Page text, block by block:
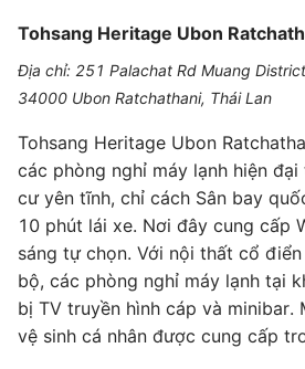
Tohsang Heritage Ubon
Địa chỉ: 251 Palachat Rd Muang
34000 Ubon Ratchathani, Thái Lan
Tohsang Heritage Ubon
các phòng nghỉ máy lạnh hiện
cư yên tĩnh, chỉ cách Sân bay
10 phút lái xe. Nơi đây cung cấp
sáng tự chọn. Với nội thất cổ
bộ, các phòng nghỉ máy lạnh tại
bị TV truyền hình cáp và minibar.
vệ sinh cá nhân được cung cấp